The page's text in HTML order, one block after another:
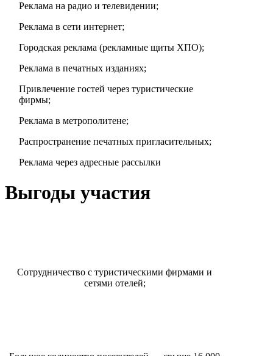
Реклама на радио и телевидении;
Реклама в сети интернет;
Городская реклама (рекламные щиты ХПО);
Реклама в печатных изданиях;
Привлечение гостей через туристические
фирмы;
Реклама в метрополитене;
Распространение печатных пригласительных;
Реклама через адресные рассылки
Выгоды участия
Сотрудничество с туристическими фирмами и
сетями отелей;